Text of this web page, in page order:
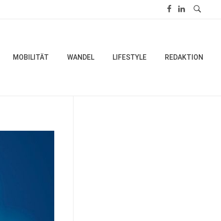
MOBILITÄT WANDEL LIFESTYLE REDAKTION